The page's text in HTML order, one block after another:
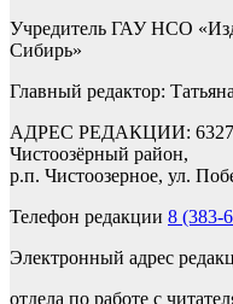
Учредитель ГАУ НСО
Сибирь»
Главный редактор:
АДРЕС РЕДАКЦИИ:
Чистоозёрный район,
р.п. Чистоозерное, ул.
Телефон редакции 8 (383-
Электронный адрес
отдела по работе с